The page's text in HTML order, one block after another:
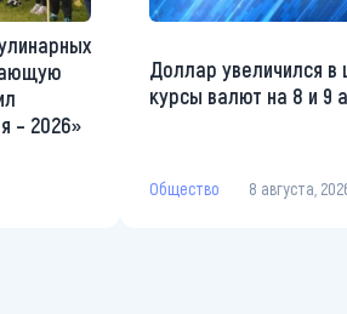
– 2026»
Доллар увеличился в
курсы валют на 8 и 9
Общество 8 августа,